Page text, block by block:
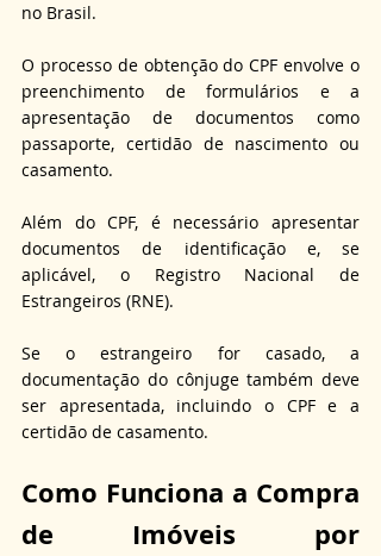
no Brasil.
O processo de obtenção do CPF envolve o
preenchimento de formulários e a
apresentação de documentos como
passaporte, certidão de nascimento ou
casamento.
Além do CPF, é necessário apresentar
documentos de identificação e, se
aplicável, o Registro Nacional de
Estrangeiros (RNE).
Se o estrangeiro for casado, a
documentação do cônjuge também deve
ser apresentada, incluindo o CPF e a
certidão de casamento.
Como Funciona a Compra
de Imóveis por